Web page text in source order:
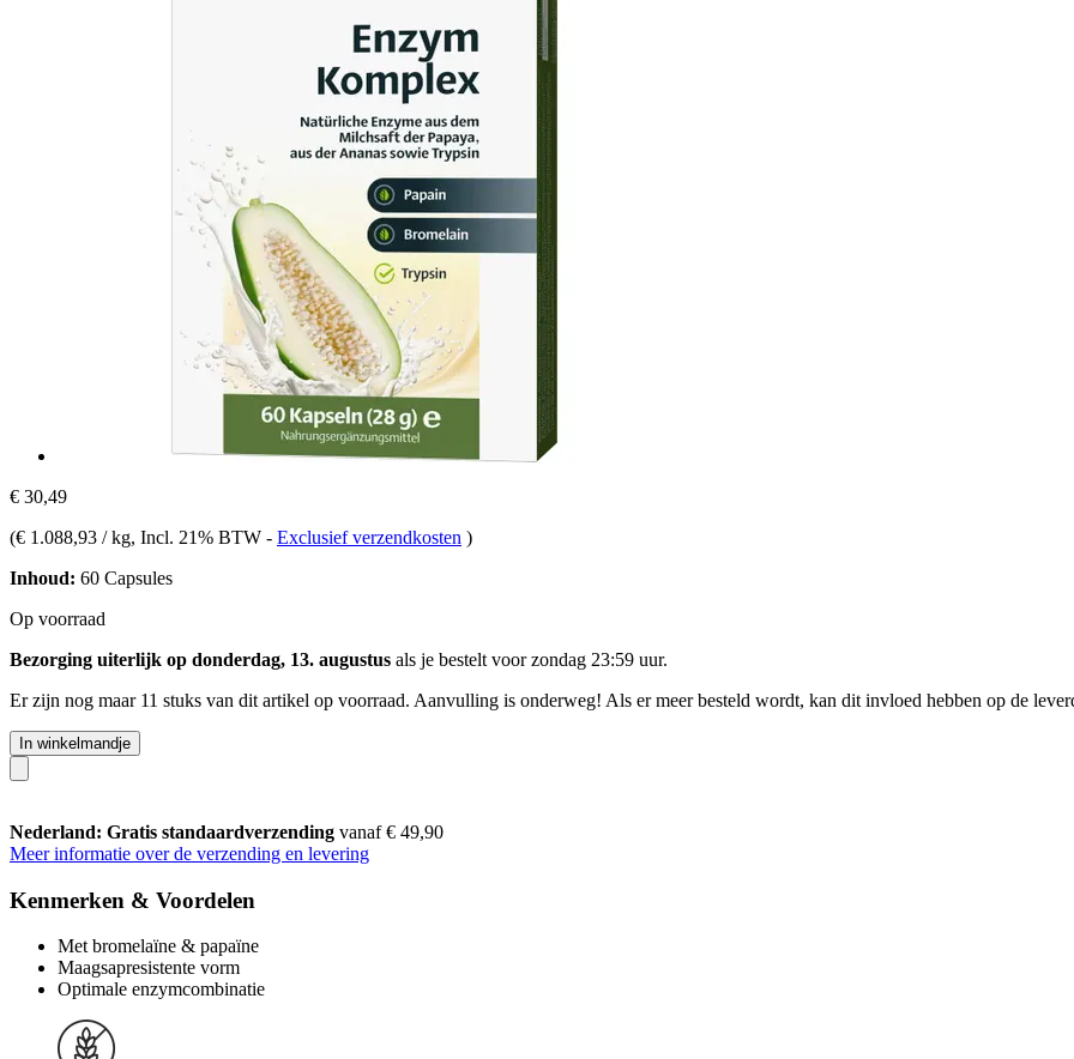
€ 30,49
(€ 1.088,93 / kg, Incl. 21% BTW - Exclusief verzendkosten )
Inhoud: 60 Capsules
Op voorraad
Bezorging uiterlijk op donderdag, 13. augustus als je bestelt voorzondag 23:59 uur.
Er zijn nog maar 11 stuks van dit artikel op voorraad. Aanvulling is onderweg! Als er meer besteld wordt, kan dit invloed hebben op de
In winkelmandje
Nederland: Gratis standaardverzending vanaf € 49,90
Meer informatie over de verzending en levering
Kenmerken & Voordelen
Met bromelaïne & papaïne
Maagsapresistente vorm
Optimale enzymcombinatie